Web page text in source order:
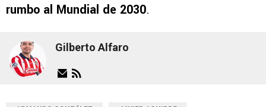
rumbo al Mundial de 2030.
Gilberto Alfaro